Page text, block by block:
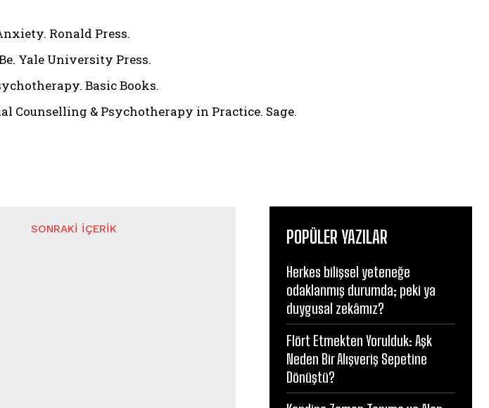
Ronald Press.
Yale University Press.
Basic Books.
Counselling & Psychotherapy in Practice. Sage.
SONRAKI İÇERIK POPÜLER YAZILAR
Herkes bilişsel yeteneğe
odaklanmış durumda; peki ya
duygusal zekâmız?
Flört Etmekten Yorulduk: Aşk
Neden Bir Alışveriş Sepetine
Dönüştü?